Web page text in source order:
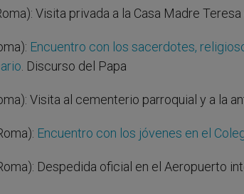
Visita privada a la Casa Madre
Encuentro con los sacerdotes,
. Discurso del Papa
Visita al cementerio parroquial y a la
Encuentro con los jóvenes en el
Despedida oficial en el Aeropuerto